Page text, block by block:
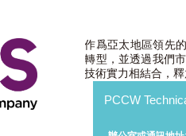
作爲亞太地區領先
轉型，並透過我們
技術實力相結合，
PCCW